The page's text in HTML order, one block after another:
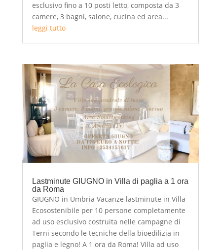
esclusivo fino a 10 posti letto, composta da 3
camere, 3 bagni, salone, cucina ed area...
leggi tutto
Lastminute GIUGNO in Villa di paglia a 1 ora
da Roma
GIUGNO in Umbria Vacanze lastminute in Villa
Ecosostenibile per 10 persone completamente
ad uso esclusivo costruita nelle campagne di
Terni secondo le tecniche della bioedilizia in
paglia e legno! A 1 ora da Roma! Villa ad uso